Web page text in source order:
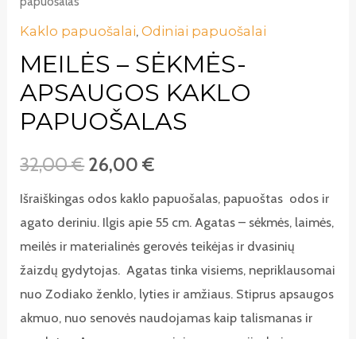
Kaklo papuošalai,Odiniai papuošalai
MEILĖS – SĖKMĖS-
APSAUGOS KAKLO
PAPUOŠALAS
32,00€ 26,00€
Išraiškingas odos kaklo papuošalas, papuoštas odos ir
agato deriniu. Ilgis apie 55 cm.Agatas – sėkmės, laimės,
meilės ir materialinės gerovės teikėjas ir dvasinių
žaizdų gydytojas. Agatas tinka visiems, nepriklausomai
nuo Zodiako ženklo, lyties ir amžiaus. Stiprus apsaugos
akmuo, nuo senovės naudojamas kaip talismanas ir